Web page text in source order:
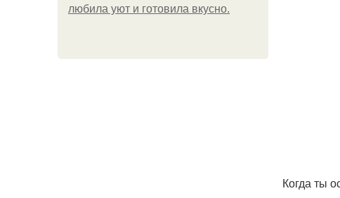
любила уют и готовила вкусно.
Когда ты